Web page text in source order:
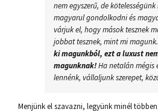
nem egyszerű, de
magyarul gondolkodni és
várjuk el, hogy mások tesznek
jobbat tesznek, mint mi magunk.
ki magunkból, ezt a luxust
magunknak!Ha netalán mégis
lennénk, vállaljunk szerepet,
Menjünk el szavazni, legyünk minél